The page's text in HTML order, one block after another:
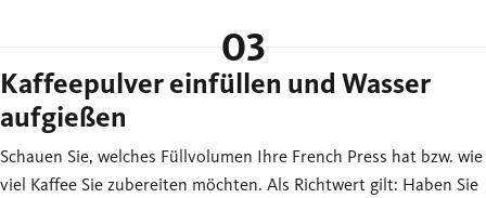
03
Kaffeepulver einfüllen und Wasser
aufgießen
Schauen Sie, welches Füllvolumen Ihre French Press hat bzw. wie
viel Kaffee Sie zubereiten möchten. Als Richtwert gilt: Haben Sie